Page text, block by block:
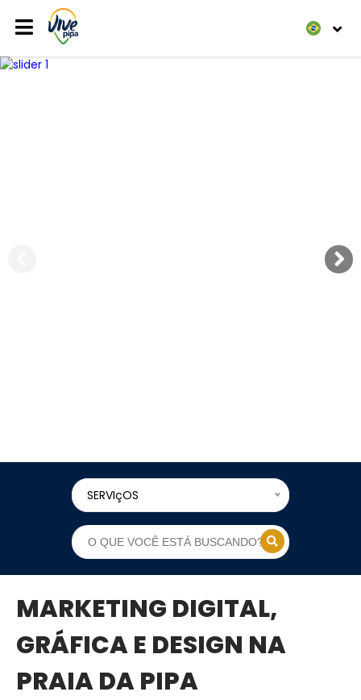
SERVIçOS
MARKETING DIGITAL,
GRÁFICA E DESIGN NA
PRAIA DA PIPA